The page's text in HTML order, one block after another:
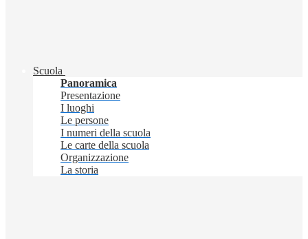
Scuola
Panoramica
Presentazione
I luoghi
Le persone
I numeri della scuola
Le carte della scuola
Organizzazione
La storia